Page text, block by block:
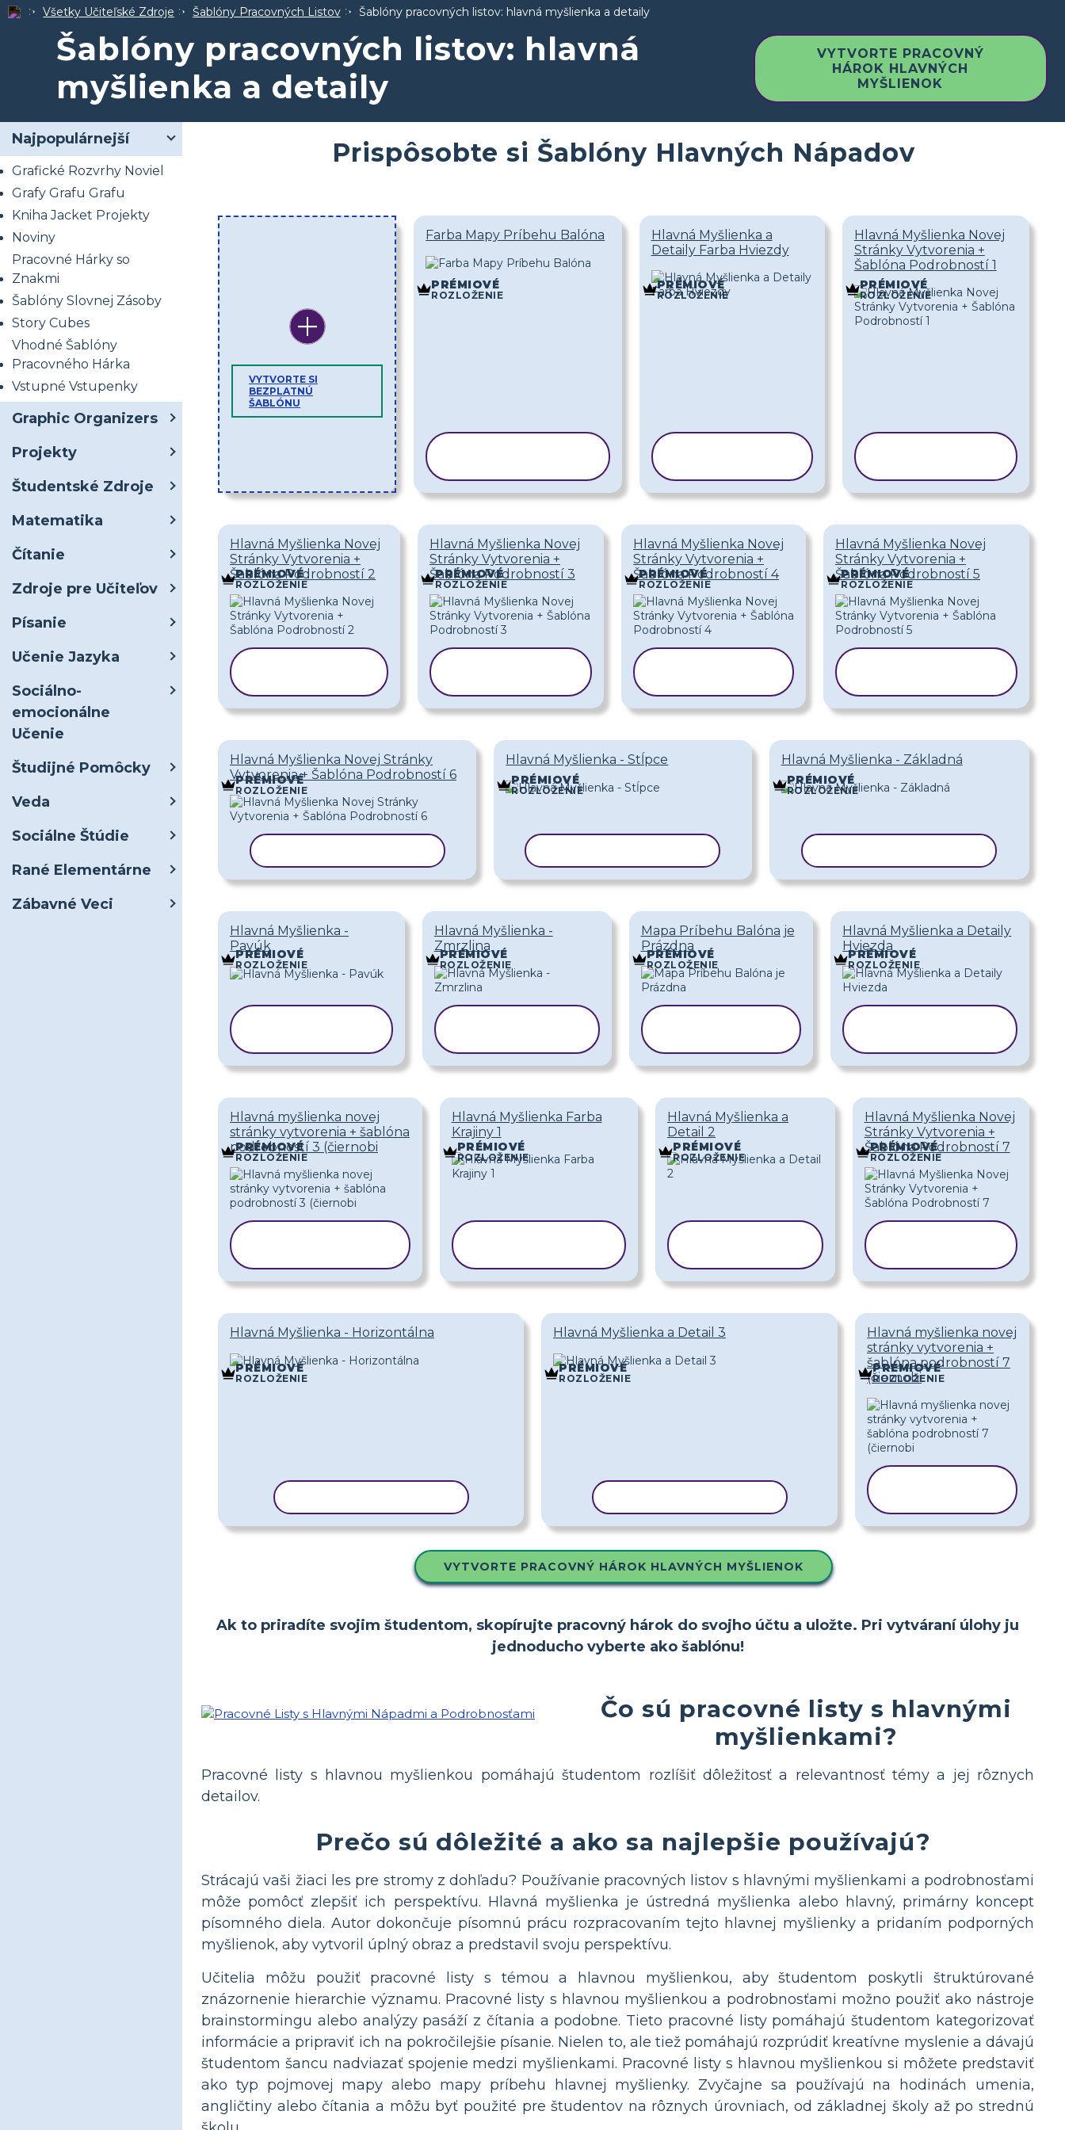
Všetky Učiteľské Zdroje Šablóny Pracovných Listov Šablóny pracovných listov: hlavná myšlienka a detaily
Šablóny pracovných listov: hlavná
myšlienka a detaily
VYTVORTE PRACOVNÝ
HÁROK HLAVNÝCH
MYŠLIENOK
Najpopulárnejší
Grafické Rozvrhy Noviel
Grafy Grafu Grafu
Kniha Jacket Projekty
Noviny
Pracovné Hárky so
Znakmi
Šablóny Slovnej Zásoby
Story Cubes
Vhodné Šablóny
Pracovného Hárka
Vstupné Vstupenky
Graphic Organizers
Projekty
Študentské Zdroje
Matematika
Čítanie
Zdroje pre Učiteľov
Písanie
Učenie Jazyka
Sociálno-
emocionálne
Učenie
Študijné Pomôcky
Veda
Sociálne Štúdie
Rané Elementárne
Zábavné Veci
Prispôsobte si Šablóny Hlavných Nápadov
VYTVORTE SI
BEZPLATNÚ
ŠABLÓNU
Farba Mapy Príbehu Balóna
PRÉMIOVÉ
ROZLOŽENIE
Hlavná Myšlienka a
Detaily Farba Hviezdy
PRÉMIOVÉ
ROZLOŽENIE
Hlavná Myšlienka Novej
Stránky Vytvorenia +
Šablóna Podrobností 1
PRÉMIOVÉ
ROZLOŽENIE
Hlavná Myšlienka Novej
Stránky Vytvorenia +
Šablóna Podrobností 2
PRÉMIOVÉ
ROZLOŽENIE
Hlavná Myšlienka Novej
Stránky Vytvorenia +
Šablóna Podrobností 3
PRÉMIOVÉ
ROZLOŽENIE
Hlavná Myšlienka Novej
Stránky Vytvorenia +
Šablóna Podrobností 4
PRÉMIOVÉ
ROZLOŽENIE
Hlavná Myšlienka Novej
Stránky Vytvorenia +
Šablóna Podrobností 5
PRÉMIOVÉ
ROZLOŽENIE
Hlavná Myšlienka Novej Stránky
Vytvorenia + Šablóna Podrobností 6
PRÉMIOVÉ
ROZLOŽENIE
Hlavná Myšlienka - Stĺpce
PRÉMIOVÉ
ROZLOŽENIE
Hlavná Myšlienka - Základná
PRÉMIOVÉ
ROZLOŽENIE
Hlavná Myšlienka -
Pavúk
PRÉMIOVÉ
ROZLOŽENIE
Hlavná Myšlienka -
Zmrzlina
PRÉMIOVÉ
ROZLOŽENIE
Mapa Príbehu Balóna je
Prázdna
PRÉMIOVÉ
ROZLOŽENIE
Hlavná Myšlienka a Detaily
Hviezda
PRÉMIOVÉ
ROZLOŽENIE
Hlavná myšlienka novej
stránky vytvorenia + šablóna
podrobností 3 (čiernobi
PRÉMIOVÉ
ROZLOŽENIE
Hlavná Myšlienka Farba
Krajiny 1
PRÉMIOVÉ
ROZLOŽENIE
Hlavná Myšlienka a
Detail 2
PRÉMIOVÉ
ROZLOŽENIE
Hlavná Myšlienka Novej
Stránky Vytvorenia +
Šablóna Podrobností 7
PRÉMIOVÉ
ROZLOŽENIE
Hlavná Myšlienka - Horizontálna
PRÉMIOVÉ
ROZLOŽENIE
Hlavná Myšlienka a Detail 3
PRÉMIOVÉ
ROZLOŽENIE
Hlavná myšlienka novej
stránky vytvorenia +
šablóna podrobností 7
(čiernobi
PRÉMIOVÉ
ROZLOŽENIE
VYTVORTE PRACOVNÝ HÁROK HLAVNÝCH MYŠLIENOK
Ak to priradíte svojim študentom, skopírujte pracovný hárok do svojho účtu a uložte. Pri vytváraní úlohy ju
jednoducho vyberte ako šablónu!
Čo sú pracovné listy s hlavnými
myšlienkami?
Pracovné listy s hlavnou myšlienkou pomáhajú študentom rozlíšiť dôležitosť a relevantnosť témy a jej rôznych
detailov.
Prečo sú dôležité a ako sa najlepšie používajú?
Strácajú vaši žiaci les pre stromy z dohľadu? Používanie pracovných listov s hlavnými myšlienkami a podrobnosťami
môže pomôcť zlepšiť ich perspektívu. Hlavná myšlienka je ústredná myšlienka alebo hlavný, primárny koncept
písomného diela. Autor dokončuje písomnú prácu rozpracovaním tejto hlavnej myšlienky a pridaním podporných
myšlienok, aby vytvoril úplný obraz a predstavil svoju perspektívu.
Učitelia môžu použiť pracovné listy s témou a hlavnou myšlienkou, aby študentom poskytli štruktúrované
znázornenie hierarchie významu. Pracovné listy s hlavnou myšlienkou a podrobnosťami možno použiť ako nástroje
brainstormingu alebo analýzy pasáží z čítania a podobne. Tieto pracovné listy pomáhajú študentom kategorizovať
informácie a pripraviť ich na pokročilejšie písanie. Nielen to, ale tiež pomáhajú rozprúdiť kreatívne myslenie a dávajú
študentom šancu nadviazať spojenie medzi myšlienkami. Pracovné listy s hlavnou myšlienkou si môžete predstaviť
ako typ pojmovej mapy alebo mapy príbehu hlavnej myšlienky. Zvyčajne sa používajú na hodinách umenia,
angličtiny alebo čítania a môžu byť použité pre študentov na rôznych úrovniach, od základnej školy až po strednú